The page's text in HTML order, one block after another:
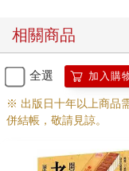
小兵，跟他母親也就
鬆平常，做工沒有出師
賭場廝殺，再及染上的
安毒賭博五毒俱全，
一個青年的快速下墜，
我們經常吵架。孩子
相關商品
全選 加入購
※ 出版日十年以上商品
併結帳，敬請見諒。